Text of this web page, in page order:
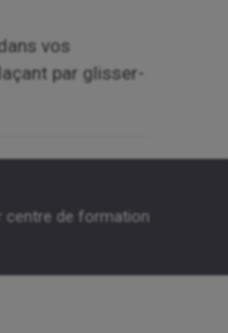
vos
par glisser-
centre de formation